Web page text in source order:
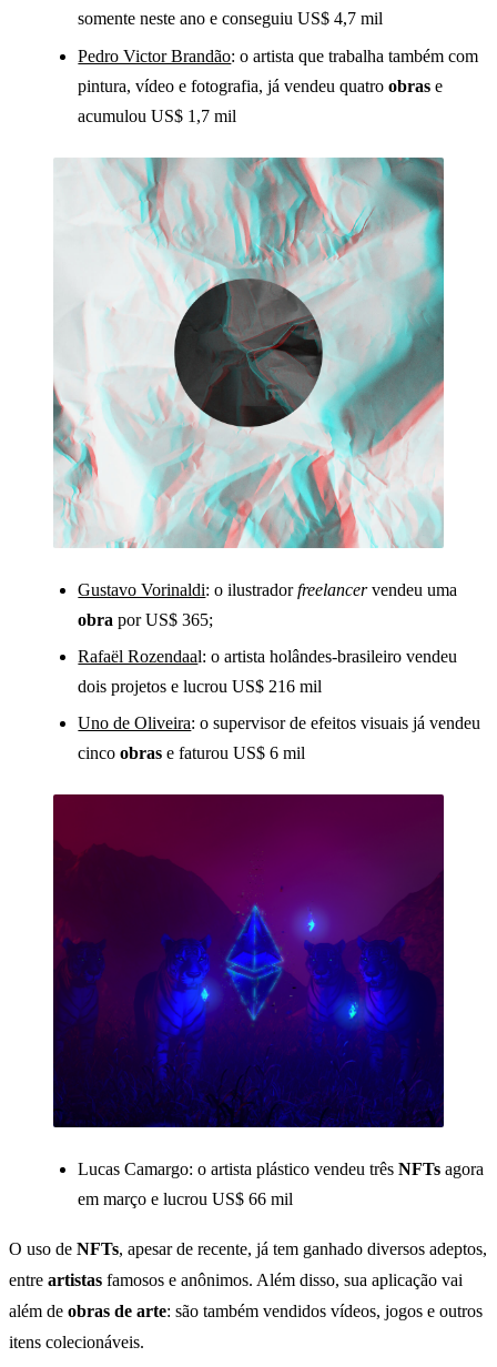
somente neste ano e conseguiu US$ 4,7 mil
Pedro Victor Brandão: o artista que trabalha também com
pintura, vídeo e fotografia, já vendeu quatroobras e
acumulou US$ 1,7 mil
Gustavo Vorinaldi: o ilustradorfreelancervendeu uma
obra por US$ 365;
Rafaël Rozendaal: o artista holândes-brasileiro vendeu
dois projetos e lucrou US$ 216 mil
Uno de Oliveira: o supervisor de efeitos visuais já vendeu
cincoobras e faturou US$ 6 mil
Lucas Camargo: o artista plástico vendeu trêsNFTs agora
em março e lucrou US$ 66 mil
O uso de NFTs, apesar de recente, já tem ganhado diversos adeptos,
entre artistas famosos e anônimos. Além disso, sua aplicação vai
além de obras de arte: são também vendidos vídeos, jogos e outros
itens colecionáveis.